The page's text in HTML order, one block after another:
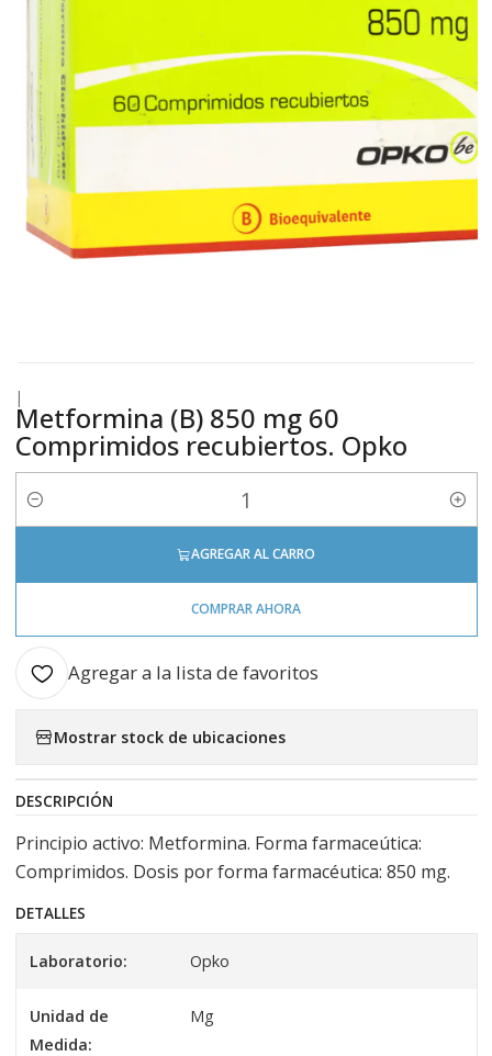
|
Metformina (B) 850 mg 60
Comprimidos recubiertos. Opko
Cantidad
AGREGAR AL CARRO
COMPRAR AHORA
Agregar a la lista de favoritos
Mostrar stock de ubicaciones
DESCRIPCIÓN
Principio activo: Metformina. Forma farmaceútica:
Comprimidos. Dosis por forma farmacéutica: 850 mg.
DETALLES
Laboratorio: Opko
Unidad de
Medida:
Mg